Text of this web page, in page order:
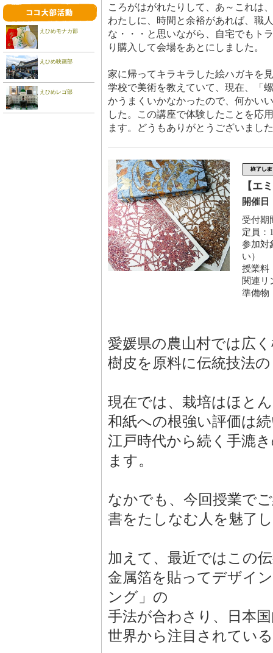
えひめモナカ部
えひめ映画部
えひめレゴ部
ころがはがれたりして、あ～これは
わたしに、時間と余裕があれば、職
な・・・と思いながら、自宅でもト
り購入して会場をあとにしました。
家に帰ってキラキラした絵ハガキを
学校で美術を教えていて、現在、「
かうまくいかなかったので、何かい
した。この講座で体験したことを応
ます。どうもありがとうございまし
【エ
開催日
受付期
定員：
参加対
い）
授業料
関連リ
準備物
愛媛県の農山村では広
樹皮を原料に伝統技法
現在では、栽培はほと
和紙への根強い評価は
江戸時代から続く手漉
ます。
なかでも、今回授業で
書をたしなむ人を魅了
加えて、最近ではこの
金属箔を貼ってデザイ
ング」の
手法が合わさり、日本
世界から注目されてい